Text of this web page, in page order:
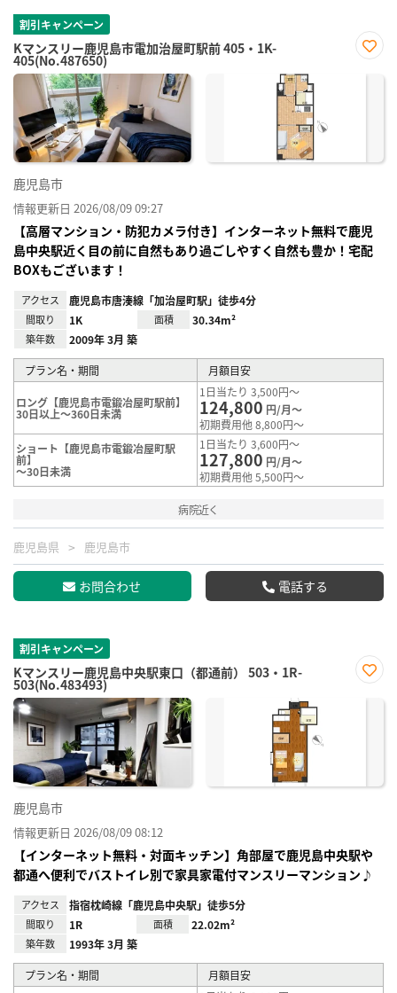
割引キャンペーン
Kマンスリー鹿児島市電加治屋町駅前 405・1K-
405(No.487650)
に入
鹿児島市
情報更新日 2026/08/09 09:27
【高層マンション・防犯カメラ付き】インターネット無料で鹿児
島中央駅近く目の前に自然もあり過ごしやすく自然も豊か！宅配
BOXもございます！
アクセス 鹿児島市唐湊線「加治屋町駅」徒歩4分
間取り 1K 面積 30.34m²
築年数 2009年 3月 築
プラン名・期間 月額目安
ロング【鹿児島市電鍛冶屋町駅前】
30日以上～360日未満
1日当たり 3,500円～
124,800 円/月～
初期費用他 8,800円～
ショート【鹿児島市電鍛冶屋町駅
前】
～30日未満
1日当たり 3,600円～
127,800 円/月～
初期費用他 5,500円～
病院近く
鹿児島県 鹿児島市
お問合わせ 電話する
割引キャンペーン
Kマンスリー鹿児島中央駅東口（都通前） 503・1R-
503(No.483493)
に入
鹿児島市
情報更新日 2026/08/09 08:12
【インターネット無料・対面キッチン】角部屋で鹿児島中央駅や
都通へ便利でバストイレ別で家具家電付マンスリーマンション♪
アクセス 指宿枕崎線「鹿児島中央駅」徒歩5分
間取り 1R 面積 22.02m²
築年数 1993年 3月 築
プラン名・期間
月額目安